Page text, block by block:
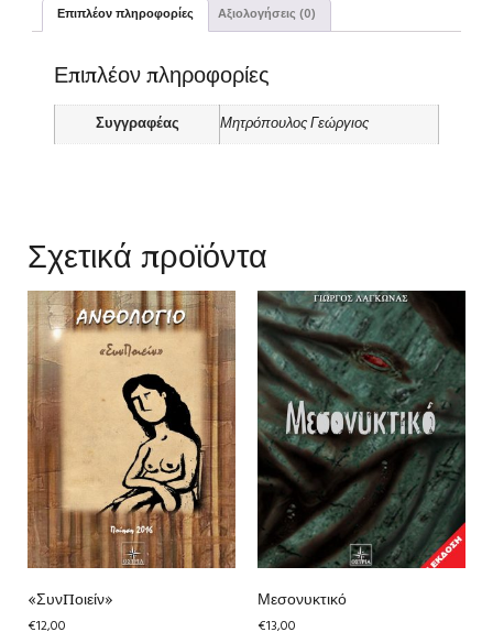
Επιπλέον πληροφορίες Αξιολογήσεις (0)
Επιπλέον πληροφορίες
Συγγραφέας Μητρόπουλος Γεώργιος
Σχετικά προϊόντα
«ΣυνΠοιείν»
€12,00
Μεσονυκτικό
€13,00